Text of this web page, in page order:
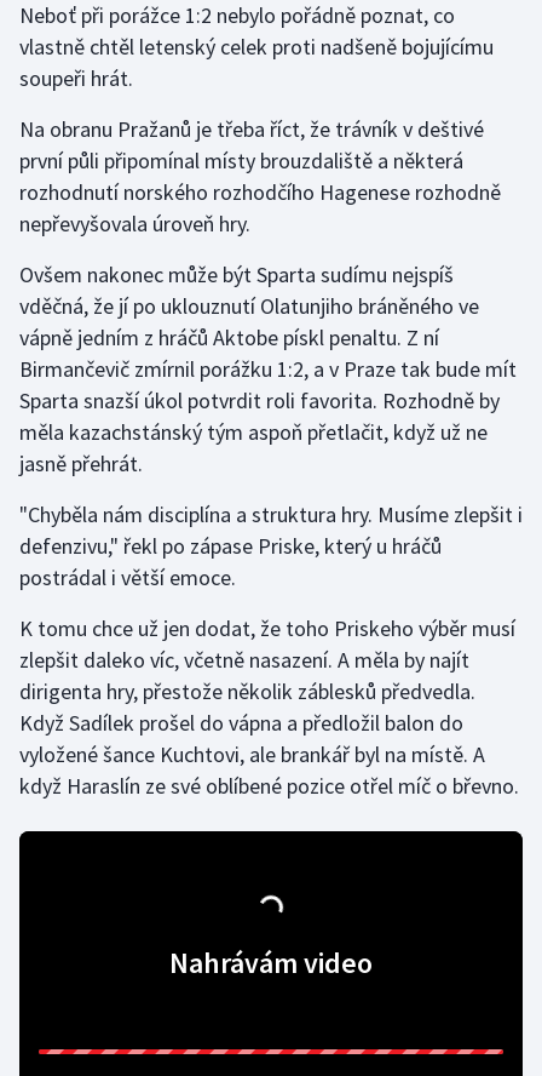
Olympijské hry
Parasport
Plavání
Plážový volejbal
Ragby
Rychlobruslení
Rychlostní kanoistika
Short track
Stolní tenis
Veslování
Vodní slalom
Volejbal
Neboť při porážce 1:2 nebylo pořádně poznat, co
vlastně chtěl letenský celek proti nadšeně bojujícímu
soupeři hrát.
Na obranu Pražanů je třeba říct, že trávník v deštivé
první půli připomínal místy brouzdaliště a některá
rozhodnutí norského rozhodčího Hagenese rozhodně
nepřevyšovala úroveň hry.
Ovšem nakonec může být Sparta sudímu nejspíš
vděčná, že jí po uklouznutí Olatunjiho bráněného ve
vápně jedním z hráčů Aktobe pískl penaltu. Z ní
Birmančevič zmírnil porážku 1:2, a v Praze tak bude mít
Sparta snazší úkol potvrdit roli favorita. Rozhodně by
měla kazachstánský tým aspoň přetlačit, když už ne
jasně přehrát.
"Chyběla nám disciplína a struktura hry. Musíme zlepšit i
defenzivu," řekl po zápase Priske, který u hráčů
postrádal i větší emoce.
K tomu chce už jen dodat, že toho Priskeho výběr musí
zlepšit daleko víc, včetně nasazení. A měla by najít
dirigenta hry, přestože několik záblesků předvedla.
Když Sadílek prošel do vápna a předložil balon do
vyložené šance Kuchtovi, ale brankář byl na místě. A
když Haraslín ze své oblíbené pozice otřel míč o břevno.
Nahrávám video